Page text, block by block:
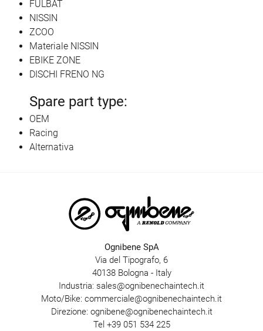
FULBAT
NISSIN
ZCOO
Materiale NISSIN
EBIKE ZONE
DISCHI FRENO NG
Spare part type:
OEM
Racing
Alternativa
Ognibene SpA
Via del Tipografo, 6
40138 Bologna - Italy
Industria: sales@ognibenechaintech.it
Moto/Bike: commerciale@ognibenechaintech.it
Direzione: ognibene@ognibenechaintech.it
Tel +39 051 534 225